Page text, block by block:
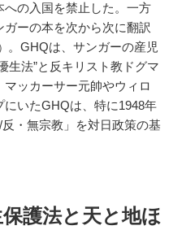
の入国を禁止した。一方
ーの本を次から次に翻訳
。GHQは、サンガーの産児
生法”と反キリスト教ドグマ
ッカーサー元帥やウィロ
いたGHQは、特に1948年
・無宗教」を対日政策の基
護法と天と地ほ